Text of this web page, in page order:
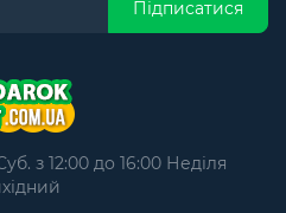
Підписатися
з 12:00 до 16:00 Неділя